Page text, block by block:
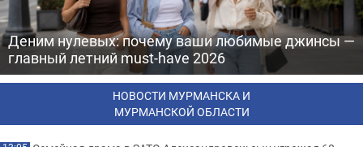
Деним нулевых: почему ваши любимые джинсы —
главный летний must-have 2026
НОВОСТИ МУРМАНСКА И
МУРМАНСКОЙ ОБЛАСТИ